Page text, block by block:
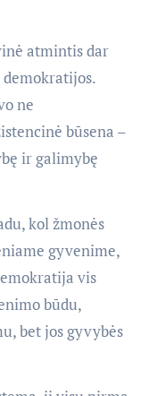
atmintis dar
ne
būsena –
ir galimybę
kol žmonės
gyvenime,
vis
būdu,
bet jos gyvybės